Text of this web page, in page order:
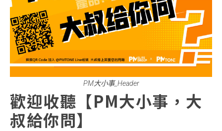
PM大小事_Header
歡迎收聽【PM大小事，大
叔給你問】